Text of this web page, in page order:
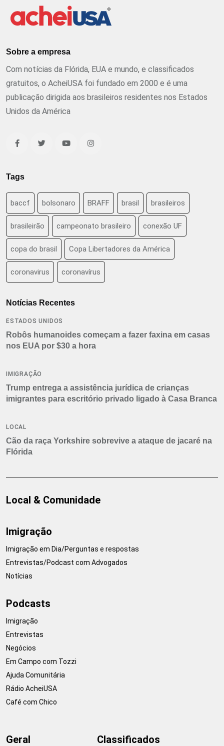
Sobre a empresa
Com notícias da Flórida, EUA e mundo, e classificados
gratuitos, o AcheiUSA foi fundado em 2000 e é uma
publicação dirigida aos brasileiros residentes nos Estados
Unidos da América
Tags
baccf bolsonaro BRAFF brasil brasileiros
brasileirão campeonato brasileiro conexão UF
copa do brasil Copa Libertadores da América
coronavirus coronavírus
Notícias Recentes
ESTADOS UNIDOS
Robôs humanoides começam a fazer faxina em casas
nos EUA por $30 a hora
IMIGRAÇÃO
Trump entrega a assistência jurídica de crianças
imigrantes para escritório privado ligado à Casa Branca
LOCAL
Cão da raça Yorkshire sobrevive a ataque de jacaré na
Flórida
Local & Comunidade
Imigração
Imigração em Dia/Perguntas e respostas
Entrevistas/Podcast com Advogados
Notícias
Podcasts
Imigração
Entrevistas
Negócios
Em Campo com Tozzi
Ajuda Comunitária
Rádio AcheiUSA
Café com Chico
Geral Classificados